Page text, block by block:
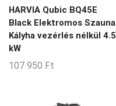
HARVIA Qubic BQ45E
Black Elektromos Szauna
Kályha vezérlés nélkül 4.5
kW
107 950 Ft